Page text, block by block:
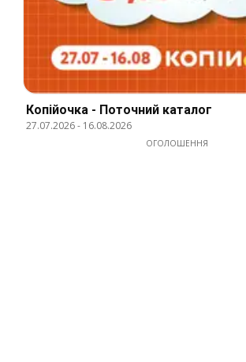
Копійочка - Поточний каталог
27.07.2026- 16.08.2026
ОГОЛОШЕННЯ